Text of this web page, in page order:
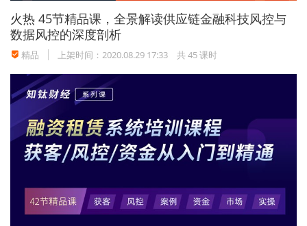
火热 45节精品课，全景解读供应链金融科技风控与
数据风控的深度剖析
精品 上架时间：2020.08.29 17:33 共 45 课时